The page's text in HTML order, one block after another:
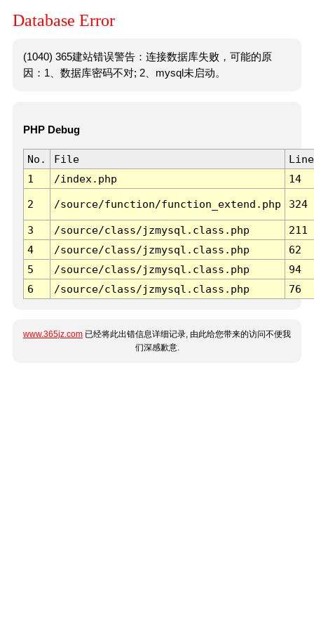
Database Error
(1040) 365建站错误警告：连接数据库失败，可能的原
因：1、数据库密码不对; 2、mysql未启动。
PHP Debug
No. File
Line
1
/index.php 14
2 /source/function/function_extend.php 324
3 /source/class/jzmysql.class.php
211
4
/source/class/jzmysql.class.php
62
5
/source/class/jzmysql.class.php
94
6
/source/class/jzmysql.class.php 76
www.365jz.com 已经将此出错信息详细记录, 由此给您带来的访问不便我
们深感歉意.